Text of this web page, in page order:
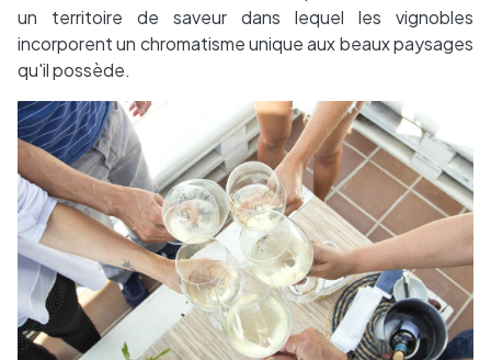
un territoire de saveur dans lequel les vignobles
incorporent un chromatisme unique aux beaux paysages
qu'il possède.